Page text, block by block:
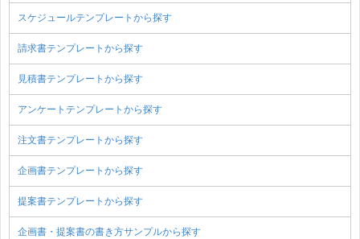
スケジュールテンプレートから探す
請求書テンプレートから探す
見積書テンプレートから探す
アンケートテンプレートから探す
注文書テンプレートから探す
企画書テンプレートから探す
提案書テンプレートから探す
企画書・提案書の書き方サンプルから探す